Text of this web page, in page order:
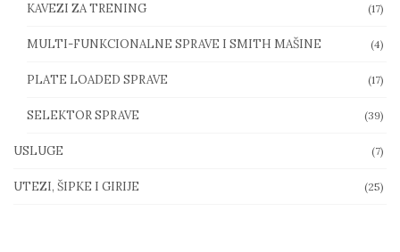
KAVEZI ZA TRENING (17)
MULTI-FUNKCIONALNE SPRAVE I SMITH MAŠINE (4)
PLATE LOADED SPRAVE (17)
SELEKTOR SPRAVE (39)
USLUGE (7)
UTEZI, ŠIPKE I GIRIJE (25)